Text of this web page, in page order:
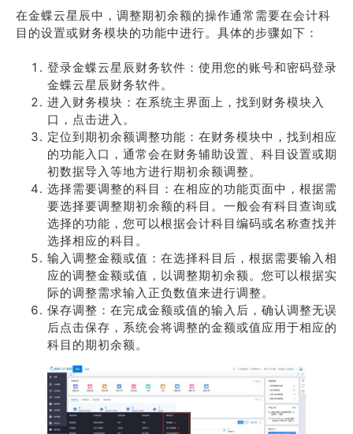
在金蝶云星辰中，调整期初余额的操作通常需要在会计科
目的设置或财务模块的功能中进行。具体的步骤如下：
登录金蝶云星辰财务软件：使用您的账号和密码登录
金蝶云星辰财务软件。
进入财务模块：在系统主界面上，找到财务模块入
口，点击进入。
定位到期初余额调整功能：在财务模块中，找到相应
的功能入口，通常会在财务辅助设置、科目设置或期
初数据导入等地方进行期初余额调整。
选择需要调整的科目：在相应的功能页面中，根据需
要选择要调整期初余额的科目。一般会有科目查询或
选择的功能，您可以根据会计科目编码或名称查找并
选择相应的科目。
输入调整金额或值：在选择科目后，根据需要输入相
应的调整金额或值，以调整期初余额。您可以根据实
际的调整需求输入正负数值来进行调整。
保存调整：在完成金额或值的输入后，确认调整无误
后点击保存，系统会将调整的金额或值应用于相应的
科目的期初余额。